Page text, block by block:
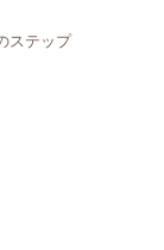
ステップ